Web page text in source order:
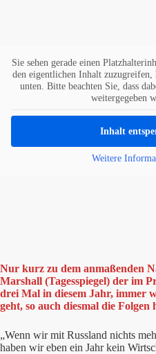
Sie sehen gerade einen
den eigentlichen Inhalt
unten. Bitte beachten Sie, dass
weitergegeben
Inhalt
Weitere
Nur kurz zu dem anmaßenden
Marshall (Tagesspiegel) der im
drei Mal in diesem Jahr, immer
geht, so auch diesmal die Folgen
„Wenn wir mit Russland nichts
haben wir eben ein Jahr kein